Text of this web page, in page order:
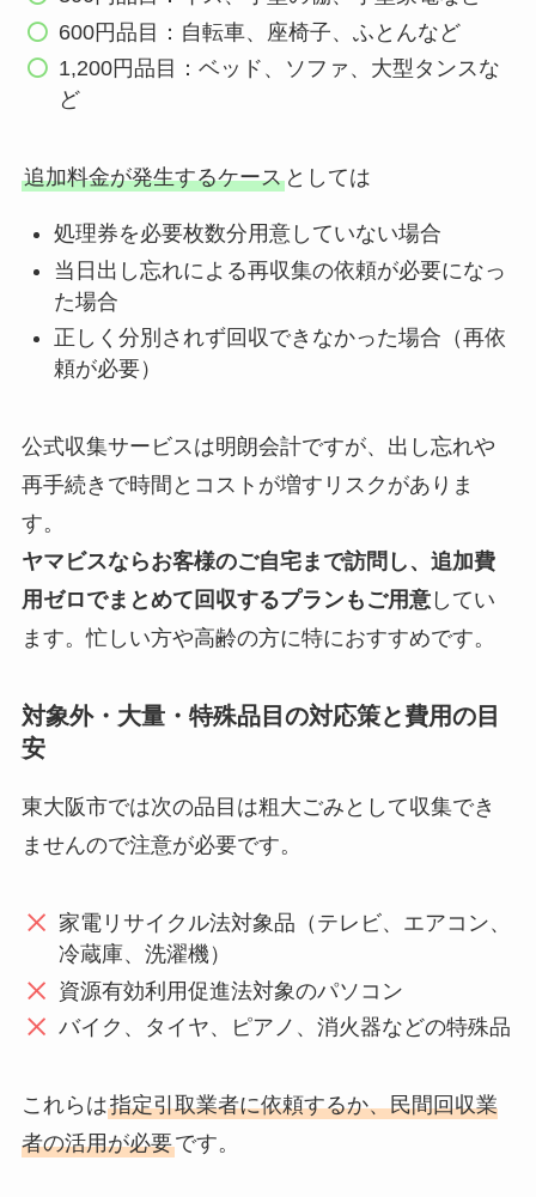
600円品目：自転車、座椅子、ふとんなど
1,200円品目：ベッド、ソファ、大型タンスな
ど
追加料金が発生するケースとしては
処理券を必要枚数分用意していない場合
当日出し忘れによる再収集の依頼が必要になっ
た場合
正しく分別されず回収できなかった場合（再依
頼が必要）
公式収集サービスは明朗会計ですが、出し忘れや
再手続きで時間とコストが増すリスクがありま
す。
ヤマビスならお客様のご自宅まで訪問し、追加費
用ゼロでまとめて回収するプランもご用意してい
ます。忙しい方や高齢の方に特におすすめです。
対象外・大量・特殊品目の対応策と費用の目
安
東大阪市では次の品目は粗大ごみとして収集でき
ませんので注意が必要です。
家電リサイクル法対象品（テレビ、エアコン、
冷蔵庫、洗濯機）
資源有効利用促進法対象のパソコン
バイク、タイヤ、ピアノ、消火器などの特殊品
これらは指定引取業者に依頼するか、民間回収業
者の活用が必要です。